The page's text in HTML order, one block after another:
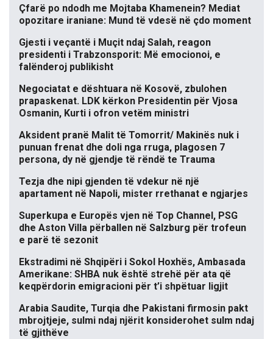
Çfarë po ndodh me Mojtaba Khamenein? Mediat
opozitare iraniane: Mund të vdesë në çdo moment
Gjesti i veçantë i Muçit ndaj Salah, reagon
presidenti i Trabzonsporit: Më emocionoi, e
falënderoj publikisht
Negociatat e dështuara në Kosovë, zbulohen
prapaskenat. LDK kërkon Presidentin për Vjosa
Osmanin, Kurti i ofron vetëm ministri
Aksident pranë Malit të Tomorrit/ Makinës nuk i
punuan frenat dhe doli nga rruga, plagosen 7
persona, dy në gjendje të rëndë te Trauma
Tezja dhe nipi gjenden të vdekur në një
apartament në Napoli, mister rrethanat e ngjarjes
Superkupa e Europës vjen në Top Channel, PSG
dhe Aston Villa përballen në Salzburg për trofeun
e parë të sezonit
Ekstradimi në Shqipëri i Sokol Hoxhës, Ambasada
Amerikane: SHBA nuk është strehë për ata që
keqpërdorin emigracioni për t’i shpëtuar ligjit
Arabia Saudite, Turqia dhe Pakistani firmosin pakt
mbrojtjeje, sulmi ndaj njërit konsiderohet sulm ndaj
të gjithëve